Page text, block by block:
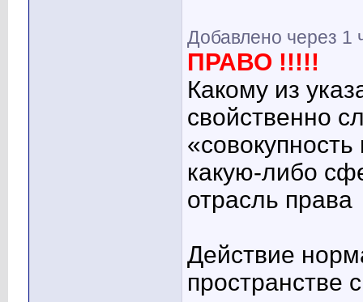
Добавлено через 1
ПРАВО !!!!!
Какому из
свойственно
какую-либо
отрасль права
Действие
пространстве